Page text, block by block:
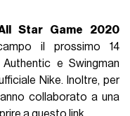
Star Game 2020
il prossimo 14
e Swingman
Nike. Inoltre, per
collaborato a una
a questo link.